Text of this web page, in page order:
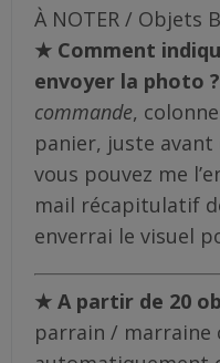
À NOTER / Objets
★ Comment
envoyer la photo ?
commande,
panier, juste
vous pouvez me
mail récapitulatif
enverrai le visuel
★ A partir de 20
parrain / marraine